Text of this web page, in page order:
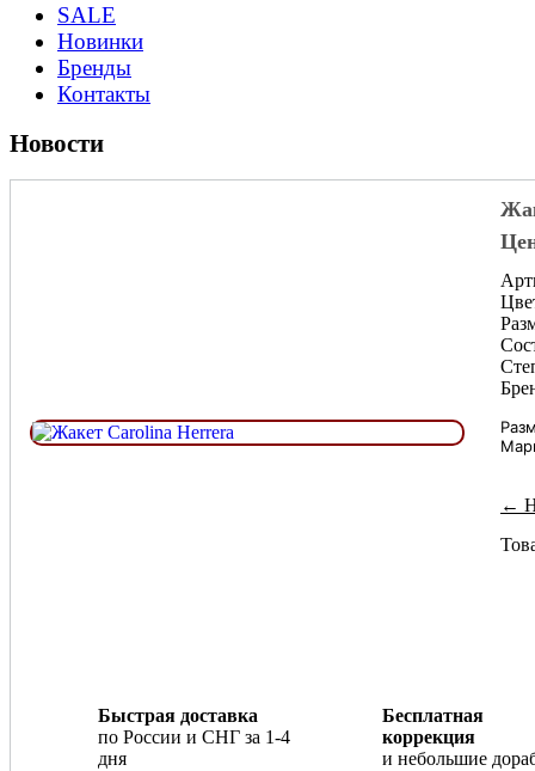
SALE
Новинки
Бренды
Контакты
Новости
←
Быстрая доставка
по России и СНГ за 1-4
дня
Бесплатная
коррекция
и небольшие